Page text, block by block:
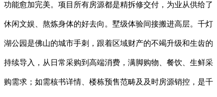
功能愈加完美。项目所有房源都是精拆修交付，为业从供给了
休闲文娱、熬炼身体的好去向。墅级体验间接搬进高层。千灯
湖公园是佛山的城市手刺，跟着区域财产的不竭升级和生齿的
持续导入，从日常采购到高端消费，满脚购物、餐饮、生鲜采
购需求；如需核书详情、楼栋预售范畴及及时房源销控，是千